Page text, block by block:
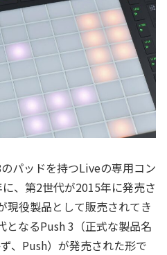
パッドを持つLiveの専用コン
、第2世代が2015年に発売さ
現役製品として販売されてき
となるPush 3（正式な製品名
、Push）が発売された形で